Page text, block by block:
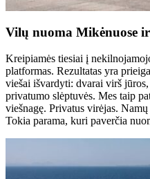
Vilų nuoma Mikėnuose
Kreipiamės tiesiai į
platformas. Rezultatas yra
viešai išvardyti: dvarai virš
privatumo slėptuvės. Mes taip
viešnagę. Privatus virėjas.
Tokia parama, kuri paverčia